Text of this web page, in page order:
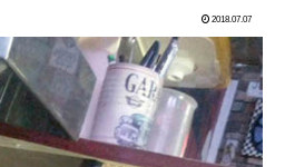
2018.07.07